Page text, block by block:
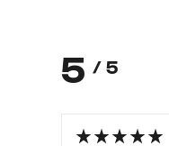
5 / 5